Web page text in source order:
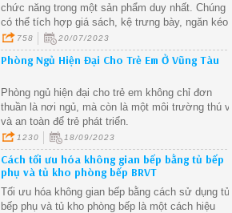
chức năng trong một sản phẩm duy nhất. Chúng
có thể tích hợp giá sách, kệ trưng bày, ngăn kéo,
và không gian để giày dép, giúp bạn tiết kiệm
diện tích và tối ưu hóa không gian lưu trữ.
758 20/07/2023
Phòng Ngủ Hiện Đại Cho Trẻ Em Ở Vũng Tàu
Phòng ngủ hiện đại cho trẻ em không chỉ đơn
thuần là nơi ngủ, mà còn là một môi trường thú
và an toàn để trẻ phát triển.
1230 18/09/2023
Cách tối ưu hóa không gian bếp bằng tủ bếp
phụ và tủ kho phòng bếp BRVT
Tối ưu hóa không gian bếp bằng cách sử dụng tủ
bếp phụ và tủ kho phòng bếp là một cách hiệu